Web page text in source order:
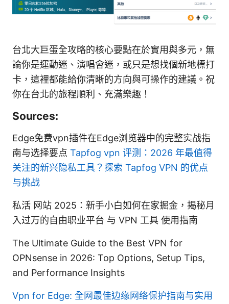
台北大巨蛋全攻略的核心要點在於實用與多元，無
論你是運動迷、演唱會迷，或只是想找個新地標打
卡，這裡都能給你清晰的方向與可操作的建議。祝
你在台北的旅程順利、充滿樂趣！
Sources:
Edge免费vpn插件在Edge浏览器中的完整实战指
南与选择要点 Tapfog vpn 评测：2026 年最值得
关注的新兴隐私工具？探索 Tapfog VPN 的优点
与挑战
私活 网站 2025：新手小白如何在家掘金，揭秘月
入过万的自由职业平台 与 VPN 工具 使用指南
The Ultimate Guide to the Best VPN for
OPNsense in 2026: Top Options, Setup Tips,
and Performance Insights
Vpn for Edge: 全网最佳边缘网络保护指南与实用